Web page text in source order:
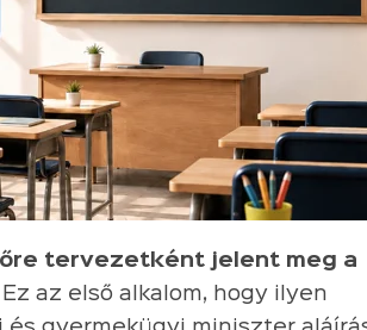
tervezetként jelent meg a
Ez az első alkalom, hogy ilyen